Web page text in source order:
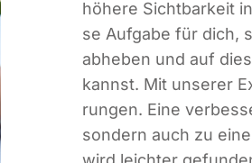
höhe­re Sicht­bar­keit
se Auf­ga­be für dich,
abhe­ben und auf
kannst. Mit unse­rer
run­gen. Eine
son­dern auch zu